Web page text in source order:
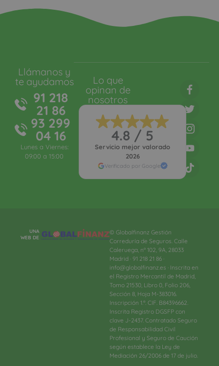
Lo que
opinan de
nosotros
4.8 / 5
Servicio mejor valorado
2026
Verificado por Google
Llámanos y
te ayudamos
91 218
21 86
93 299
04 16
Lunes a Viernes:
09:00 a 15:00
UNA
WEB DE
© Globalfinanz Gestión
Correduría de Seguros. Calle
Caleruega, nº 102, 9A, 28033
Madrid · 91 218 21 86 ·
info@globalfinanz.es · Inscrita en
el Registro Mercantil de Madrid,
Tomo 21530, Libro 0, Folio 206,
Sección 8, Hoja M-383016.
Inscripción 1.ª. CIF. B84396662.
Inscrita Registro DGSFP con
clave J-2437. Contratado Seguro
de Responsabilidad Civil
Profesional y Seguro de Caución
según establece la Ley de
Mediación 26/2006 de 17 de julio.